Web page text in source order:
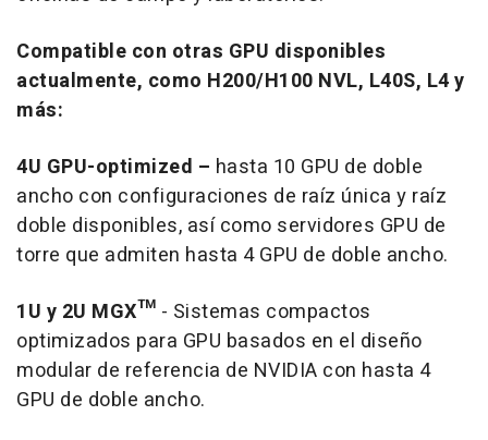
Compatible con otras GPU disponibles
actualmente, como H200/H100 NVL, L40S, L4 y
más:
4U GPU-optimized – hasta 10 GPU de doble
ancho con configuraciones de raíz única y raíz
doble disponibles, así como servidores GPU de
torre que admiten hasta 4 GPU de doble ancho.
1U y 2U MGX™ - Sistemas compactos
optimizados para GPU basados en el diseño
modular de referencia de NVIDIA con hasta 4
GPU de doble ancho.